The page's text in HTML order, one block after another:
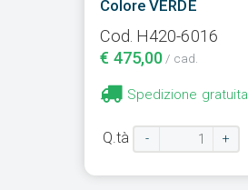
Colore VERDE
Cod. H420-6016
€ 475,00 / cad.
Spedizione gratuita
Q.tà - +